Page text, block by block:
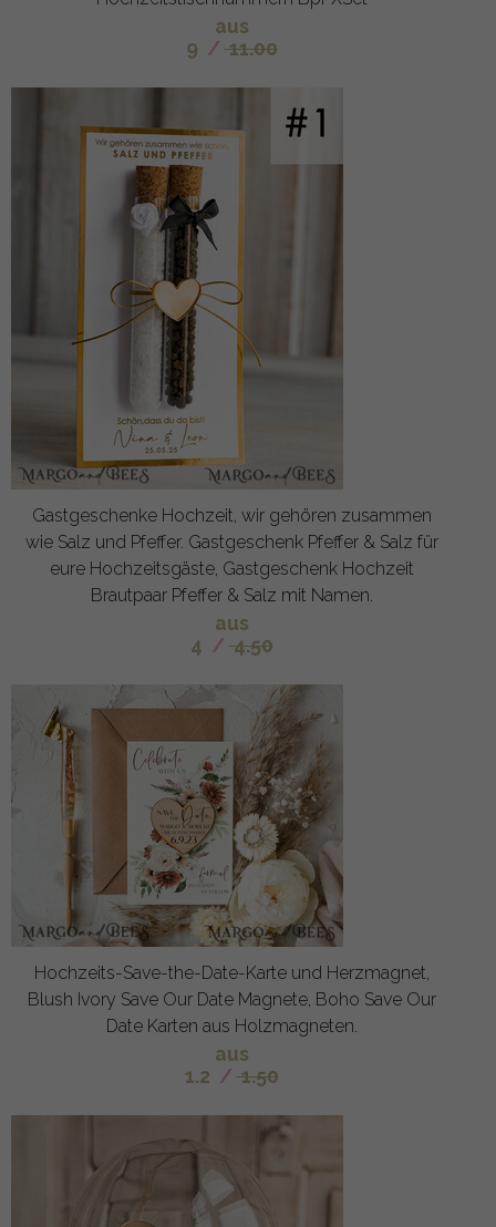
aus
9 / 11.00
Gastgeschenke Hochzeit, wir gehören zusammen
wie Salz und Pfeffer. Gastgeschenk Pfeffer & Salz für
eure Hochzeitsgäste, Gastgeschenk Hochzeit
Brautpaar Pfeffer & Salz mit Namen.
aus
4 / 4.50
Hochzeits-Save-the-Date-Karte und Herzmagnet,
Blush Ivory Save Our Date Magnete, Boho Save Our
Date Karten aus Holzmagneten.
aus
1.2 / 1.50